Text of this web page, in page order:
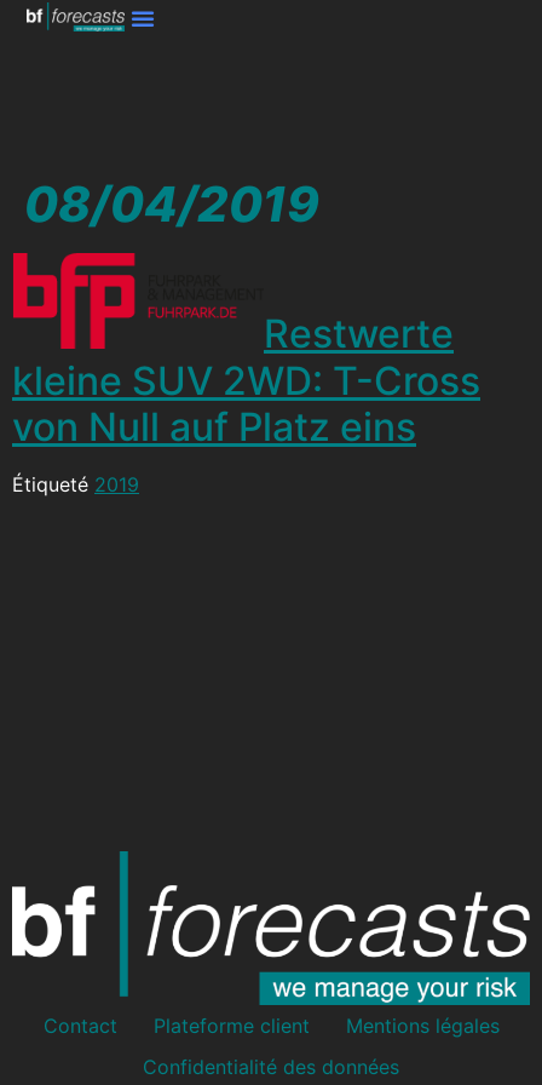
08/04/2019
Restwerte
kleine SUV 2WD: T-Cross
von Null auf Platz eins
Étiqueté 2019
Contact Plateforme client
Mentions légales
Confidentialité des données